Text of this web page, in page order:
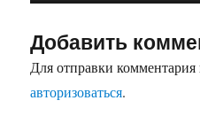
Добавить
Для отправки
авторизоваться.